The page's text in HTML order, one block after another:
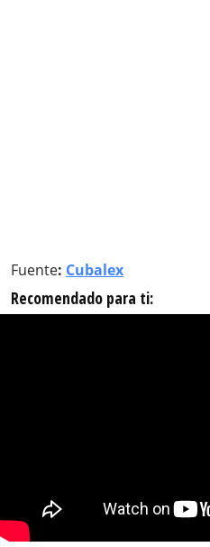
Fuente: Cubalex
Recomendado para ti: